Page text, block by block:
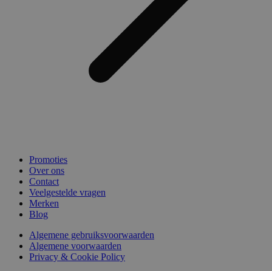
Promoties
Over ons
Contact
Veelgestelde vragen
Merken
Blog
Algemene gebruiksvoorwaarden
Algemene voorwaarden
Privacy & Cookie Policy